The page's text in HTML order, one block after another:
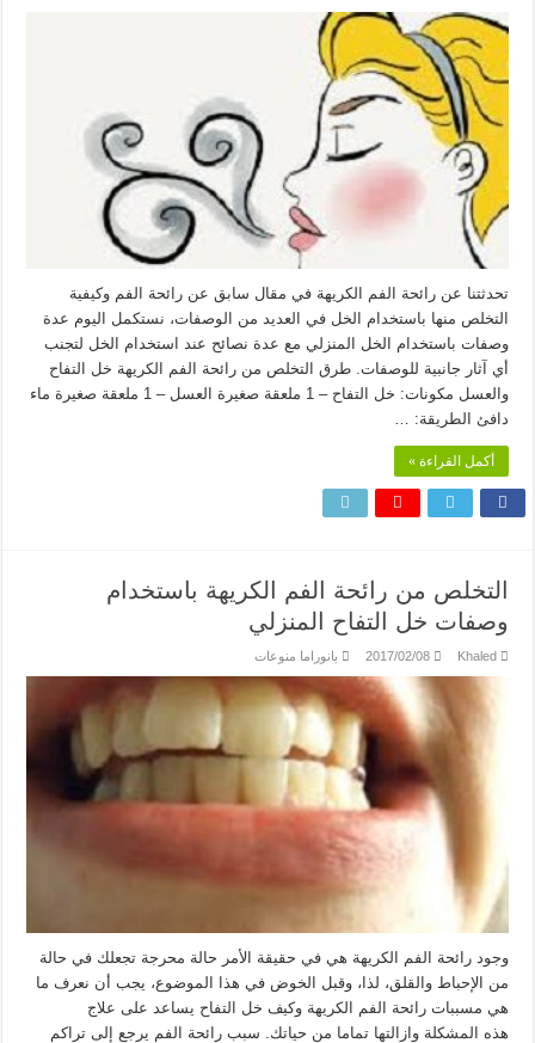
تحدثتنا عن رائحة الفم الكريهة في مقال سابق عن رائحة الفم وكيفية
التخلص منها باستخدام الخل في العديد من الوصفات، نستكمل اليوم عدة
وصفات باستخدام الخل المنزلي مع عدة نصائح عند استخدام الخل لتجنب
أي آثار جانبية للوصفات. طرق التخلص من رائحة الفم الكريهة خل التفاح
والعسل مكونات: خل التفاح – 1 ملعقة صغيرة العسل – 1 ملعقة صغيرة ماء
دافئ الطريقة: …
أكمل القراءة »
التخلص من رائحة الفم الكريهة باستخدام
وصفات خل التفاح المنزلي
Khaled
2017/02/08 بانوراما منوعات
وجود رائحة الفم الكريهة هي في حقيقة الأمر حالة محرجة تجعلك في حالة
من الإحباط والقلق، لذا، وقبل الخوض في هذا الموضوع، يجب أن نعرف ما
هي مسببات رائحة الفم الكريهة وكيف خل التفاح يساعد على علاج
هذه المشكلة وازالتها تماما من حياتك. سبب رائحة الفم يرجع إلى تراكم